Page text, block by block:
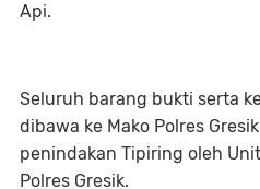
Api.
Seluruh barang bukti serta
dibawa ke Mako Polres
penindakan Tipiring oleh
Polres Gresik.